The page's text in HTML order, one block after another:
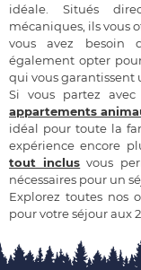
idéale. Situés
mécaniques, ils vous
vous avez besoin
également opter
qui vous garantissent
Si vous partez
appartements
idéal pour toute la
expérience encore
tout inclus vous
nécessaires pour un
Explorez toutes nos
pour votre séjour aux